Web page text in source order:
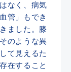
なく、病気
管」もでき
ました。膝
のような異
て見えるた
在すること